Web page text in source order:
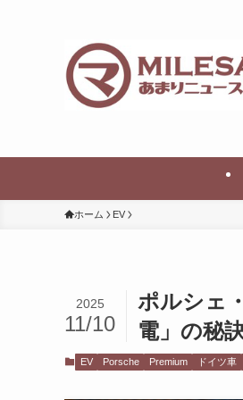
ホーム EV
ポルシェ
電」の秘
2025
11/10
EV Porsche Premium ドイツ車